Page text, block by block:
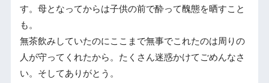
す。母となってからは子供の前で酔って醜態を晒すこと
も。
無茶飲みしていたのにここまで無事でこれたのは周りの
人が守ってくれたから。たくさん迷惑かけてごめんなさ
い。そしてありがとう。